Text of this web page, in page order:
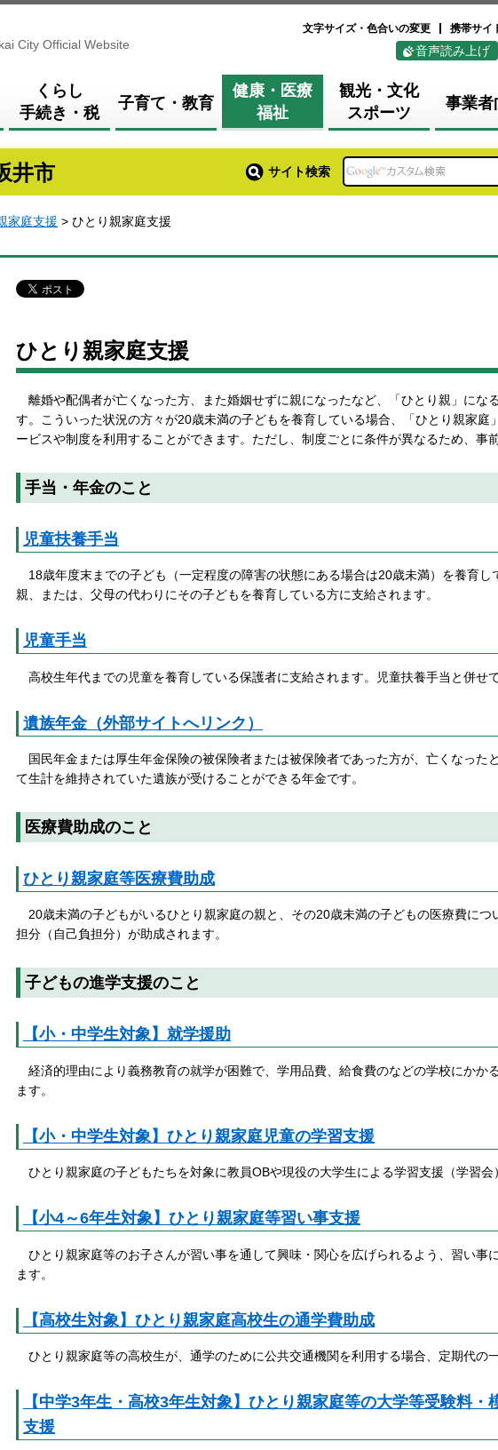
City Official Website
文字サイズ・色合いの変更 携帯サイ
音声読み上げ
くらし
手続き・税
子育て・教育
健康・医療
福祉
観光・文化
スポーツ
事業者
井市 サイト検索
家庭支援 > ひとり親家庭支援
ひとり親家庭支援
離婚や配偶者が亡くなった方、また婚姻せずに親になったなど、「ひとり親」にな
す。こういった状況の方々が20歳未満の子どもを養育している場合、「ひとり親家庭
ービスや制度を利用することができます。ただし、制度ごとに条件が異なるため、事
手当・年金のこと
児童扶養手当
18歳年度末までの子ども（一定程度の障害の状態にある場合は20歳未満）を養育し
親、または、父母の代わりにその子どもを養育している方に支給されます。
児童手当
高校生年代までの児童を養育している保護者に支給されます。児童扶養手当と併せて
遺族年金（外部サイトへリンク）
国民年金または厚生年金保険の被保険者または被保険者であった方が、亡くなった
て生計を維持されていた遺族が受けることができる年金です。
医療費助成のこと
ひとり親家庭等医療費助成
20歳未満の子どもがいるひとり親家庭の親と、その20歳未満の子どもの医療費につ
担分（自己負担分）が助成されます。
子どもの進学支援のこと
【小・中学生対象】就学援助
経済的理由により義務教育の就学が困難で、学用品費、給食費のなどの学校にかか
ます。
【小・中学生対象】ひとり親家庭児童の学習支援
ひとり親家庭の子どもたちを対象に教員OBや現役の大学生による学習支援（学習会
【小4～6年生対象】ひとり親家庭等習い事支援
ひとり親家庭等のお子さんが習い事を通して興味・関心を広げられるよう、習い事
ます。
【高校生対象】ひとり親家庭高校生の通学費助成
ひとり親家庭等の高校生が、通学のために公共交通機関を利用する場合、定期代の
【中学3年生・高校3年生対象】ひとり親家庭等の大学等受験料・
支援